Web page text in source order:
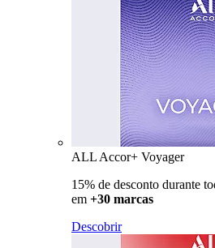
ALL Accor+ Voyager
15% de desconto durante
em +30 marcas
Descobrir